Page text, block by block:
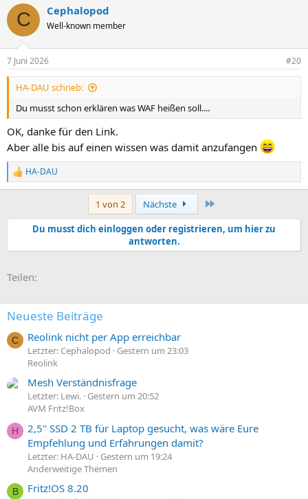
k
i
e
n
C Cephalopod
Well-known member
7 Juni 2026 #20
HA-DAU schrieb:
Du musst schon erklären was WAF heißen soll....
OK, danke für den Link.
Aber alle bis auf einen wissen was damit anzufangen
R
e
t
n
n
HA-DAU
1 von 2 Nächste
Du musst dich einloggen oder registrieren, um hier zu
antworten.
Teilen:
Neueste Beiträge
C Reolink nicht per App erreichbar
Letzter: Cephalopod
Gestern um 23:03
Reolink
Mesh Verständnisfrage
Letzter: Lewi. Gestern um 20:52
AVM Fritz!Box
H
2,5" SSD 2 TB für Laptop gesucht, was wäre Eure
Empfehlung und Erfahrungen damit?
Letzter: HA-DAU
Gestern um 19:24
Anderweitige Themen
B Fritz!OS 8.20